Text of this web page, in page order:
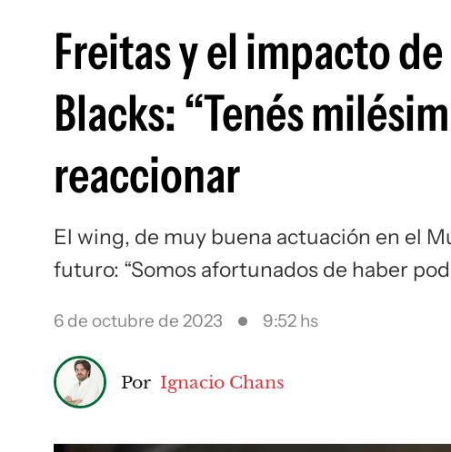
Freitas y el impacto
Blacks: “Tenés
reaccionar
El wing, de muy buena actuación en el
futuro: “Somos afortunados de haber
6 de octubre de 2023 9:52 hs
Por Ignacio Chans